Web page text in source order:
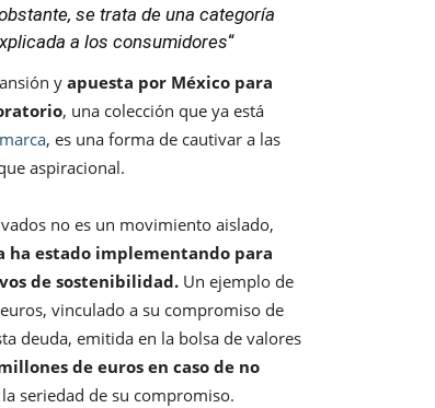
se trata de una categoría
a los consumidores“
y apuesta por México para
, una colección que ya está
marca, es una forma de cautivar a las
aspiracional.
no es un movimiento aislado,
ha estado implementando para
de sostenibilidad. Un ejemplo de
vinculado a su compromiso de
deuda, emitida en la bolsa de valores
de euros en caso de no
seriedad de su compromiso.